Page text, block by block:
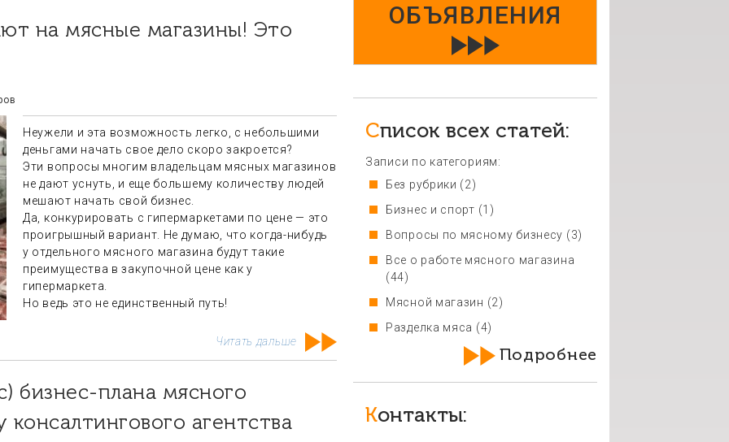
Неужели и эта возможность легко, с небольшими
деньгами начать свое дело скоро закроется?
Эти вопросы многим владельцам мясных магазинов
не дают уснуть, и еще большему количеству людей
мешают начать свой бизнес.
Да, конкурировать с гипермаркетами по цене — это
проигрышный вариант. Не думаю, что когда-нибудь
у отдельного мясного магазина будут такие
преимущества в закупочной цене как у
гипермаркета.
Но ведь это не единственный путь!
Читать дальше
агентства
ОБЪЯВЛЕНИЯ
Список всех статей:
Записи по категориям:
Без рубрики (2)
Бизнес и спорт (1)
Вопросы по мясному бизнесу (3)
Все о работе мясного магазина
(44)
Мясной магазин (2)
Разделка мяса (4)
Подробнее
Контакты: